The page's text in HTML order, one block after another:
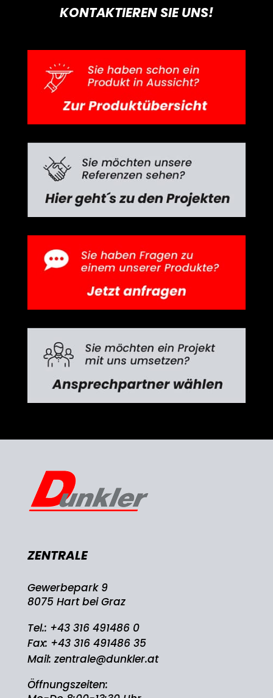
KONTAKTIEREN SIE UNS!
ZENTRALE
Gewerbepark 9
8075 Hart bei Graz
Tel.: +43 316 491486 0
Fax: +43 316 491486 35
Mail: zentrale@dunkler.at
Öffnungszeiten: